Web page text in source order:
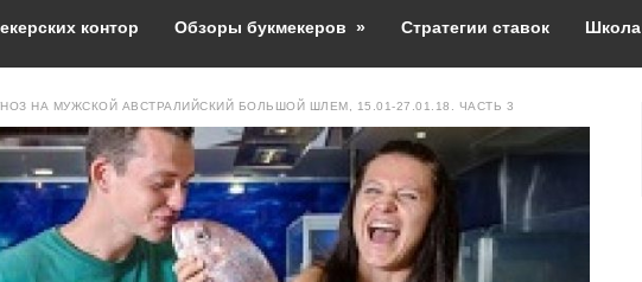
контор Обзоры букмекеров » Стратегии ставок Школа
НА МУЖСКОЙ АВСТРАЛИЙСКИЙ БОЛЬШОЙ ШЛЕМ, 15.01-27.01.18. ЧАСТЬ 3